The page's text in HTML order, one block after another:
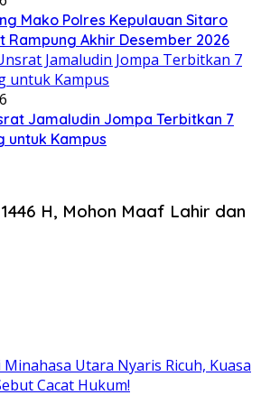
Mako Polres Kepulauan Sitaro
Rampung Akhir Desember 2026
Jamaludin Jompa Terbitkan 7
untuk Kampus
H, Mohon Maaf Lahir dan